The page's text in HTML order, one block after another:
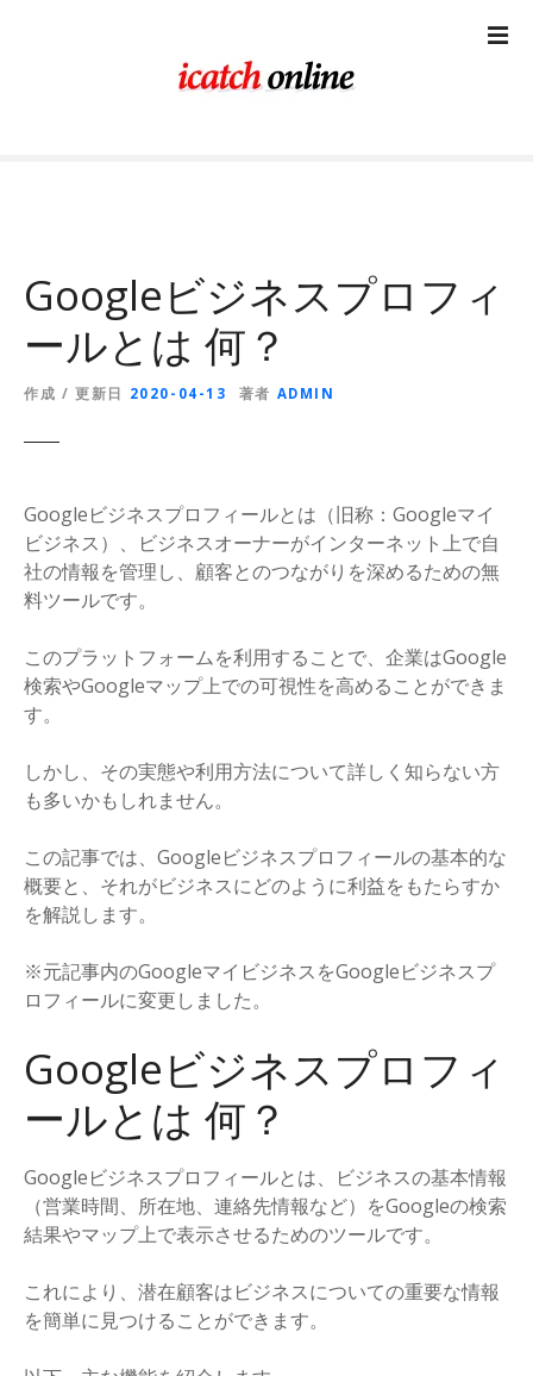
Googleビジネスプロフィ
ールとは 何？
作成 / 更新日 2020-04-13 著者 ADMIN
Googleビジネスプロフィールとは（旧称：Googleマイ
ビジネス）、ビジネスオーナーがインターネット上で自
社の情報を管理し、顧客とのつながりを深めるための無
料ツールです。
このプラットフォームを利用することで、企業はGoogle
検索やGoogleマップ上での可視性を高めることができま
す。
しかし、その実態や利用方法について詳しく知らない方
も多いかもしれません。
この記事では、Googleビジネスプロフィールの基本的な
概要と、それがビジネスにどのように利益をもたらすか
を解説します。
※元記事内のGoogleマイビジネスをGoogleビジネスプ
ロフィールに変更しました。
Googleビジネスプロフィ
ールとは 何？
Googleビジネスプロフィールとは、ビジネスの基本情報
（営業時間、所在地、連絡先情報など）をGoogleの検索
結果やマップ上で表示させるためのツールです。
これにより、潜在顧客はビジネスについての重要な情報
を簡単に見つけることができます。